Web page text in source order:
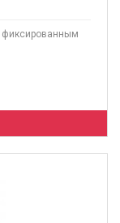
фиксированным